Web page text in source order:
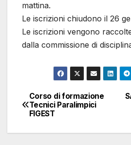
mattina.
Le iscrizioni chiudono il 26
Le iscrizioni vengono
dalla commissione di
Navigazione
articoli
Corso di formazione
Tecnici Paralimpici
FIGEST